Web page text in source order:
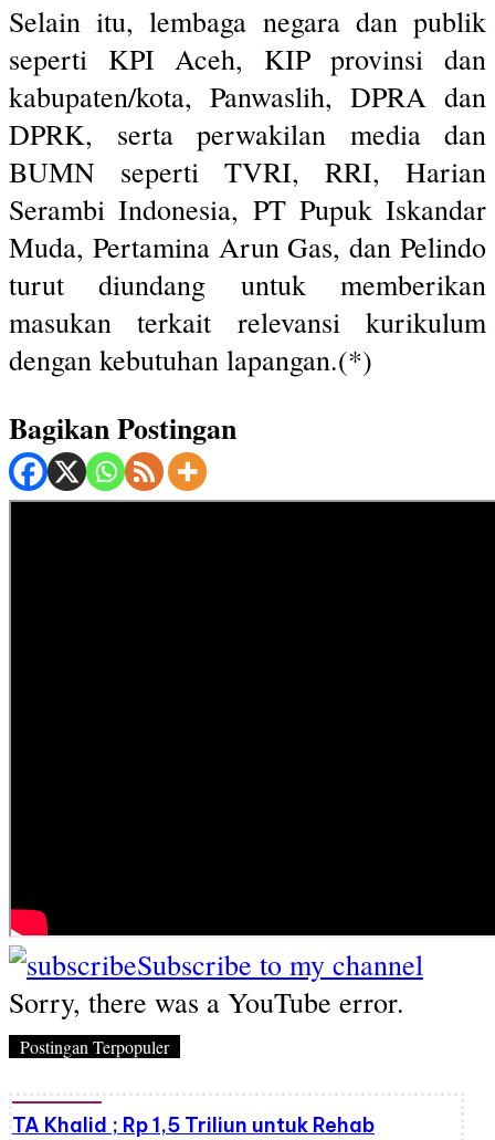
Selain itu, lembaga negara dan publik
seperti KPI Aceh, KIP provinsi dan
kabupaten/kota, Panwaslih, DPRA dan
DPRK, serta perwakilan media dan
BUMN seperti TVRI, RRI, Harian
Serambi Indonesia, PT Pupuk Iskandar
Muda, Pertamina Arun Gas, dan Pelindo
turut diundang untuk memberikan
masukan terkait relevansi kurikulum
dengan kebutuhan lapangan.(*)
Bagikan Postingan
Subscribe to my channel
Sorry, there was a YouTube error.
Postingan Terpopuler
TA Khalid ; Rp 1,5 Triliun untuk Rehab